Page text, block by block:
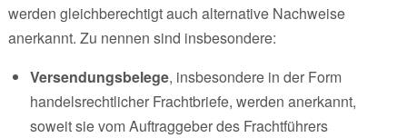
werden gleichberechtigt auch alternative Nachweise
anerkannt. Zu nennen sind insbesondere:
Versendungsbelege, insbesondere in der Form
handelsrechtlicher Frachtbriefe, werden anerkannt,
soweit sie vom Auftraggeber des Frachtführers